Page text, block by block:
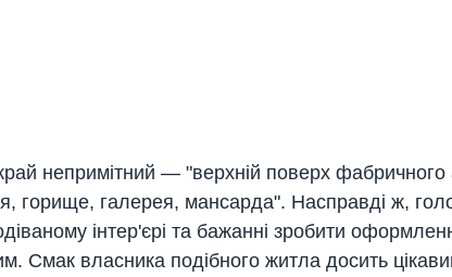
непримітний — "верхній поверх
горище, галерея, мансарда". Насправді ж,
інтер'єрі та бажанні зробити
Смак власника подібного житла досить